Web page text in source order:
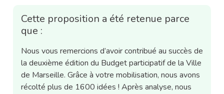
Cette proposition a été retenue parce
que :
Nous vous remercions d’avoir contribué au succès de
la deuxième édition du Budget participatif de la Ville
de Marseille. Grâce à votre mobilisation, nous avons
récolté plus de 1600 idées ! Après analyse, nous